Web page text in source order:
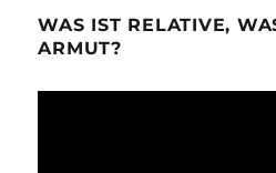
WAS IST RELATIVE,
ARMUT?